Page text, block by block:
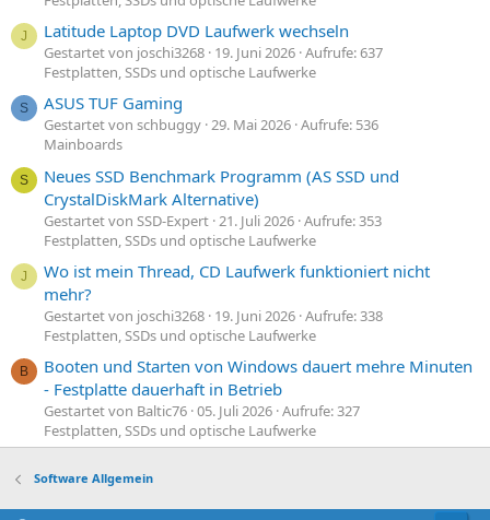
J Latitude Laptop DVD Laufwerk wechseln
Gestartet von joschi3268 19. Juni 2026 Aufrufe: 637
Festplatten, SSDs und optische Laufwerke
S ASUS TUF Gaming
Gestartet von schbuggy 29. Mai 2026 Aufrufe: 536
Mainboards
S
Neues SSD Benchmark Programm (AS SSD und
CrystalDiskMark Alternative)
Gestartet von SSD-Expert 21. Juli 2026 Aufrufe: 353
Festplatten, SSDs und optische Laufwerke
J
Wo ist mein Thread, CD Laufwerk funktioniert nicht
mehr?
Gestartet von joschi3268 19. Juni 2026 Aufrufe: 338
Festplatten, SSDs und optische Laufwerke
B
Booten und Starten von Windows dauert mehre Minuten
- Festplatte dauerhaft in Betrieb
Gestartet von Baltic76 05. Juli 2026 Aufrufe: 327
Festplatten, SSDs und optische Laufwerke
Software Allgemein